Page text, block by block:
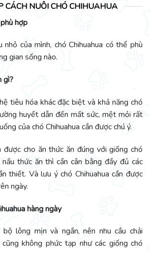
CÁCH NUÔI CHÓ CHIHUAHUA
hợp
của mình, chó Chihuahua có thể phù
gian sống nào.
gì?
tiêu hóa khác đặc biệt và khả năng chó
huyết dẫn đến mất sức, mệt mỏi rất
của chó Chihuahua cần được chú ý.
được cho ăn thức ăn đúng với giống chó
thức ăn thì cần cân bằng đầy đủ các
thiết. Và lưu ý chó Chihuahua cần được
ngày.
hàng ngày
bộ lông mịn và ngắn, nên nhu cầu chải
không phức tạp như các giống chó